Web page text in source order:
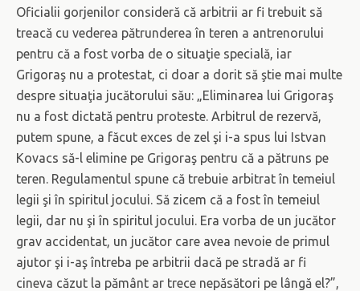
Oficialii gorjenilor consideră că arbitrii ar fi trebuit să
treacă cu vederea pătrunderea în teren a antrenorului
pentru că a fost vorba de o situaţie specială, iar
Grigoraş nu a protestat, ci doar a dorit să ştie mai multe
despre situaţia jucătorului său: „Eliminarea lui Grigoraş
nu a fost dictată pentru proteste. Arbitrul de rezervă,
putem spune, a făcut exces de zel şi i-a spus lui Istvan
Kovacs să-l elimine pe Grigoraş pentru că a pătruns pe
teren. Regulamentul spune că trebuie arbitrat în temeiul
legii şi în spiritul jocului. Să zicem că a fost în temeiul
legii, dar nu şi în spiritul jocului. Era vorba de un jucător
grav accidentat, un jucător care avea nevoie de primul
ajutor şi i-aş întreba pe arbitrii dacă pe stradă ar fi
cineva căzut la pământ ar trece nepăsători pe lângă el?”,